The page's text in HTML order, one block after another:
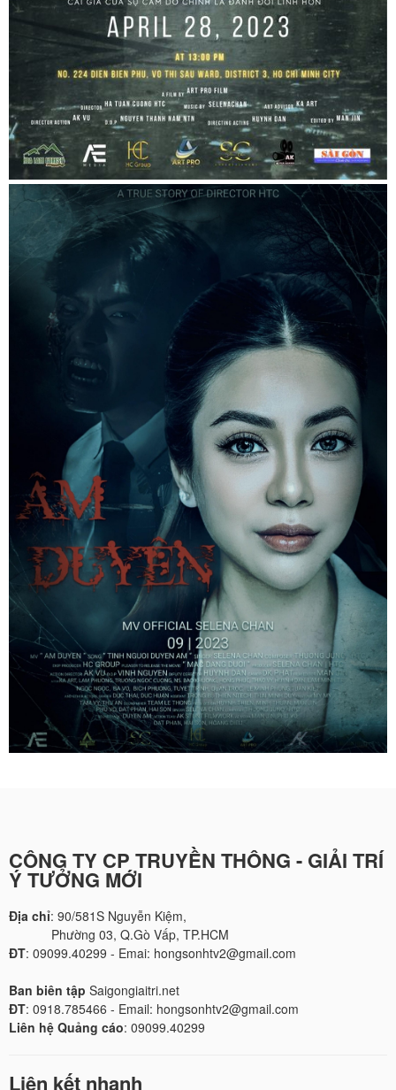
CÔNG TY CP TRUYỀN THÔNG - GIẢI TRÍ
Ý TƯỞNG MỚI
Địa chỉ: 90/581S Nguyễn Kiệm,
Phường 03, Q.Gò Vấp, TP.HCM
ĐT: 09099.40299 - Emai: hongsonhtv2@gmail.com
Ban biên tập Saigongiaitri.net
ĐT: 0918.785466 - Email: hongsonhtv2@gmail.com
Liên hệ Quảng cáo: 09099.40299
Liên kết nhanh